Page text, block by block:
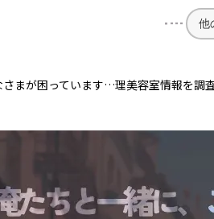
他
まが困っています…理美容室情報を